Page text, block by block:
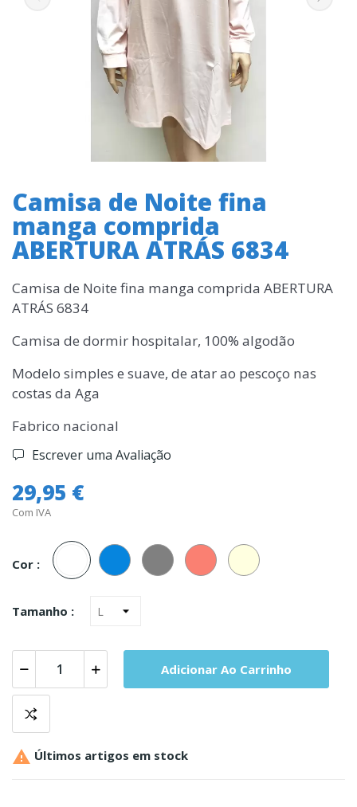
Camisa de Noite fina
manga comprida
ABERTURA ATRÁS 6834
Camisa de Noite fina manga comprida ABERTURA
ATRÁS 6834
Camisa de dormir hospitalar, 100% algodão
Modelo simples e suave, de atar ao pescoço nas
costas da Aga
Fabrico nacional
Escrever uma Avaliação
29,95 €
Com IVA
Cor :
Branco Azul Cinza Salmao
Tamanho :
Adicionar Ao Carrinho
 Últimos artigos em stock